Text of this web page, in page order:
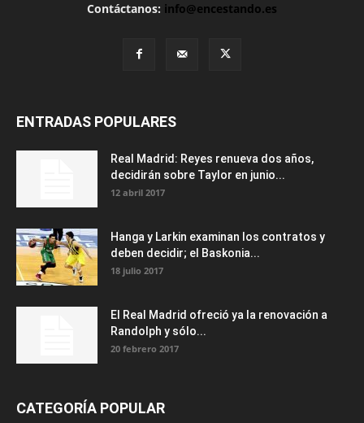
Contáctanos: info@encestando.es
ENTRADAS POPULARES
Real Madrid: Reyes renueva dos años,
decidirán sobre Taylor en junio...
12 abril 2017
Hanga y Larkin examinan los contratos y
deben decidir; el Baskonia...
18 julio 2017
El Real Madrid ofreció ya la renovación a
Randolph y sólo...
20 febrero 2017
CATEGORÍA POPULAR